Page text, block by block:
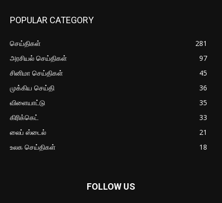
POPULAR CATEGORY
செய்திகள்
281
அரசியல் செய்திகள்
97
சினிமா செய்திகள்
45
முக்கிய செய்தி
36
விளையாட்டு
35
கிரிக்கெட்
33
லைப் ஸ்டைல்
21
உலக செய்திகள்
18
FOLLOW US